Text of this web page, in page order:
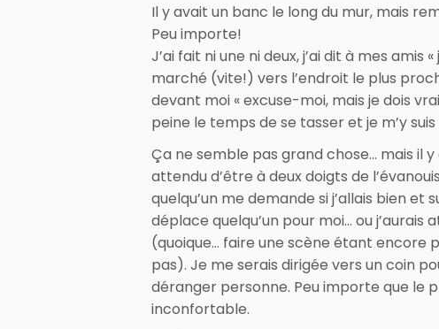
Il y avait un banc le long du mur, mais
Peu importe!
J’ai fait ni une ni deux, j’ai dit à mes amis
marché (vite!) vers l’endroit le plus
devant moi « excuse-moi, mais je dois
peine le temps de se tasser et je m’y
Ça ne semble pas grand chose… mais il y
attendu d’être à deux doigts de
quelqu’un me demande si j’allais bien et
déplace quelqu’un pour moi… ou j’aurais
(quoique… faire une scène étant encore
pas). Je me serais dirigée vers un coin
déranger personne. Peu importe que le
inconfortable.